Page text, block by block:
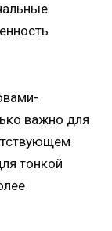
важно для
тонкой